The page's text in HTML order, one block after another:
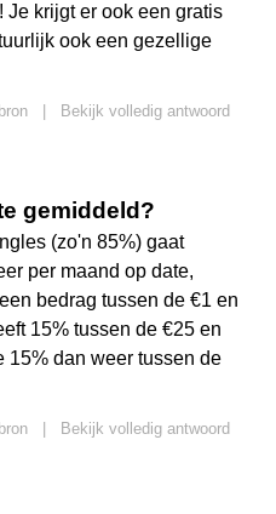
krijgt er ook een gratis
ook een gezellige
Bekijk volledig antwoord
gemiddeld?
(zo'n 85%) gaat
per maand op date,
bedrag tussen de €1 en
15% tussen de €25 en
15% dan weer tussen de
Bekijk volledig antwoord